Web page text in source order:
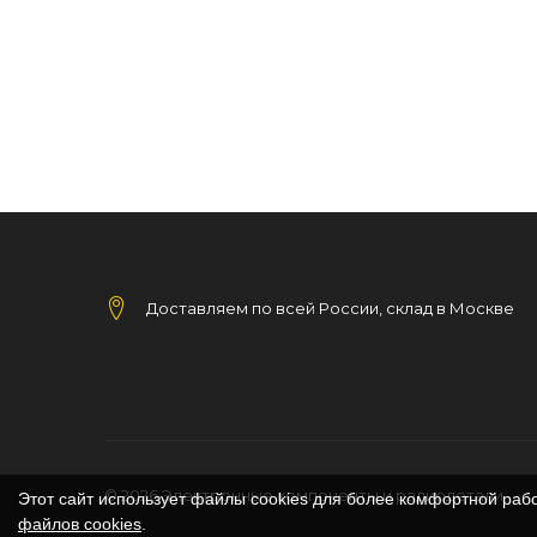
Доставляем по всей России, склад в Москве
© 2026Электронные компоненты и радиодетали
Этот сайт использует файлы cookies для более комфортной
файлов cookies